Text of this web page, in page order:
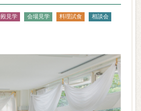
見学 会場見学 料理試食
相談会